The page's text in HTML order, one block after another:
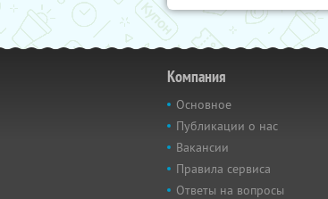
Компания
Основное
Публикации о нас
Вакансии
Правила сервиса
Ответы на вопросы